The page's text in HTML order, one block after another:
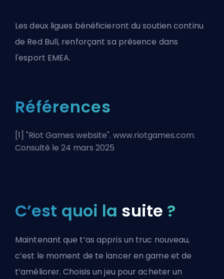
Les deux ligues bénéficieront du soutien continu
de Red Bull, renforçant sa présence dans
l'esport EMEA.
Références
[1] "Riot Games website". www.riotgames.com.
Consulté le 24 mars 2025
C’est quoi la suite ?
Maintenant que t’as appris un truc nouveau,
c’est le moment de te lancer en game et de
t’améliorer. Choisis un jeu pour acheter un